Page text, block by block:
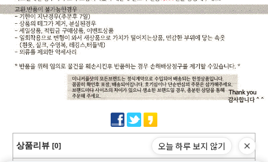
상품리뷰 [0] 오늘 하루 보지 않기